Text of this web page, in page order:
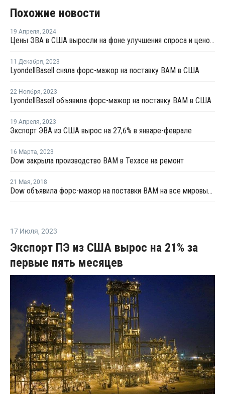
Похожие новости
19 Апреля, 2024
Цены ЭВА в США выросли на фоне улучшения спроса и ценового давления
11 Декабря, 2023
LyondellBasell сняла форс-мажор на поставку ВАМ в США
22 Ноября, 2023
LyondellBasell объявила форс-мажор на поставку ВАМ в США
19 Апреля, 2023
Экспорт ЭВА из США вырос на 27,6% в январе-феврале
16 Марта, 2023
Dow закрыла производство ВАМ в Техасе на ремонт
21 Мая, 2018
Dow объявила форс-мажор на поставки ВАМ на все мировые рынки
17 Июля, 2023
Экспорт ПЭ из США вырос на 21% за
первые пять месяцев